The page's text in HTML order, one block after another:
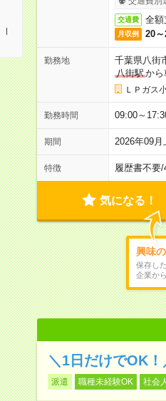
交通費 全額
月収例 20～
勤務地
千葉県八街
八街駅から
ＬＰガス
勤務時間 09:00～
期間 2026年09
特徴 履歴書不要/
気になる！
興味
保存し
企業か
＼1日だけでOK
派遣 職種未経験OK 社会